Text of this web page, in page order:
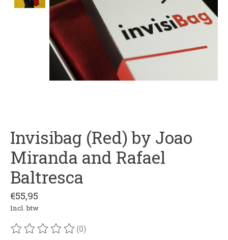
Invisibag (Red) by Joao
Miranda and Rafael
Baltresca
€55,95
Incl. btw
De beoordeling van dit product is
(0)